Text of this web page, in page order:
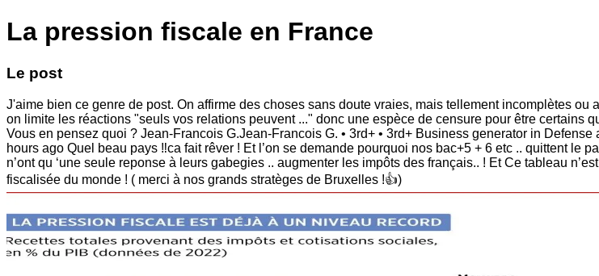
La pression fiscale en France
Le post
J'aime bien ce genre de post. On affirme des choses sans doute vraies, mais tellement incomplètes
on limite les réactions "seuls vos relations peuvent ..." donc une espèce de censure pour être certains
Vous en pensez quoi ? Jean-Francois G.Jean-Francois G. • 3rd+ • 3rd+ Business generator in
hours ago Quel beau pays ‼️ca fait rêver ! Et l’on se demande pourquoi nos bac+5 + 6 etc .. quittent
n’ont qu ‘une seule reponse à leurs gabegies .. augmenter les impôts des français.. ! Et Ce tableau
fiscalisée du monde ! ( merci à nos grands stratèges de Bruxelles !👍)